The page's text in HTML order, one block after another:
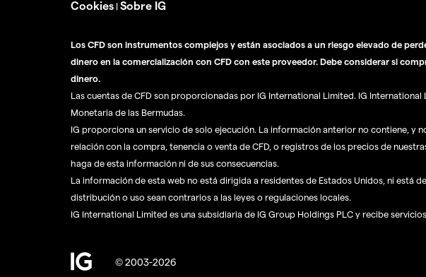
Cookies | Sobre IG
Los CFD son instrumentos complejos y están asociados a un riesgo elevado de
dinero en la comercialización con CFD con este proveedor. Debe considerar si
dinero.
Las cuentas de CFD son proporcionadas por IG International Limited. IG
Monetaria de las Bermudas.
IG proporciona un servicio de solo ejecución. La información anterior no contiene,
relación con la compra, tenencia o venta de CFD, o registros de los precios de
haga de esta información ni de sus consecuencias.
La información de esta web no está dirigida a residentes de Estados Unidos, ni está
distribución o uso sean contrarios a las leyes o regulaciones locales.
IG International Limited es una subsidiaria de IG Group Holdings PLC y recibe
© 2003-2026